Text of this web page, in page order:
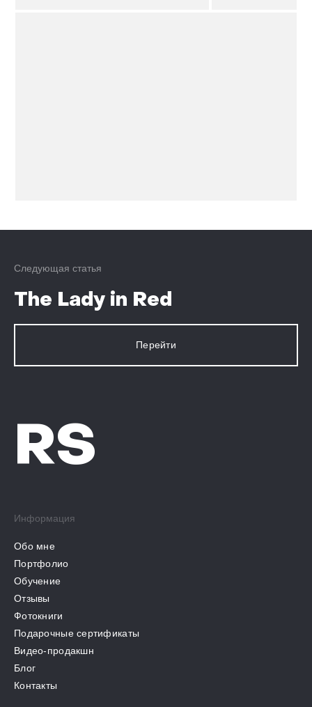
Следующая статья
The Lady in Red
Перейти
RS
Информация
Обо мне
Портфолио
Обучение
Отзывы
Фотокниги
Подарочные сертификаты
Видео-продакшн
Блог
Контакты